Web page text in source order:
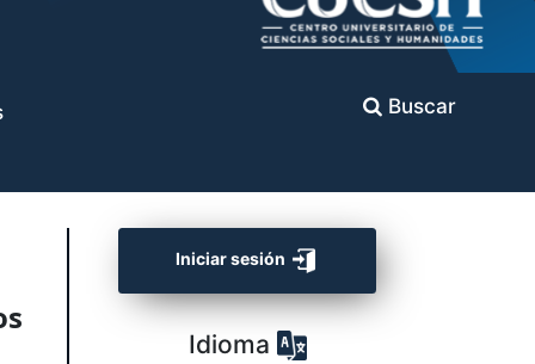
Buscar
Iniciar sesión
Idioma